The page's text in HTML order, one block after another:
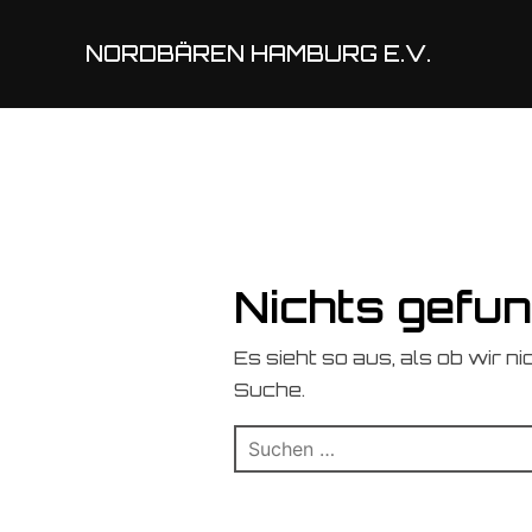
NORDBÄREN HAMBURG E.V.
Nichts
Es sieht so aus, als ob wir
Suche.
Suchen
nach: